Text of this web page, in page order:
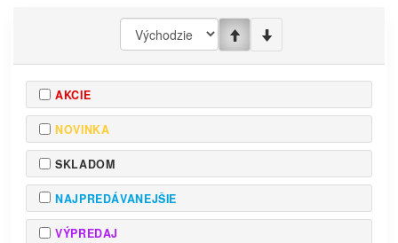
AKCIE
NOVINKA
SKLADOM
NAJPREDÁVANEJŠIE
VÝPREDAJ